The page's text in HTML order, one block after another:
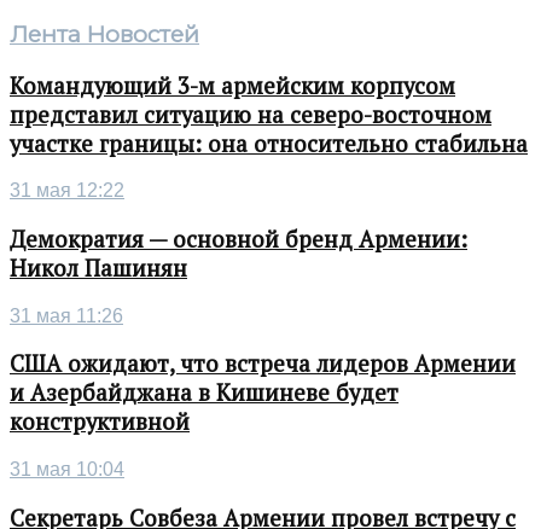
Лента Новостей
Командующий 3-м армейским корпусом
представил ситуацию на северо-восточном
участке границы: она относительно стабильна
31 мая 12:22
Демократия — основной бренд Армении:
Никол Пашинян
31 мая 11:26
США ожидают, что встреча лидеров Армении
и Азербайджана в Кишиневе будет
конструктивной
31 мая 10:04
Секретарь Совбеза Армении провел встречу с